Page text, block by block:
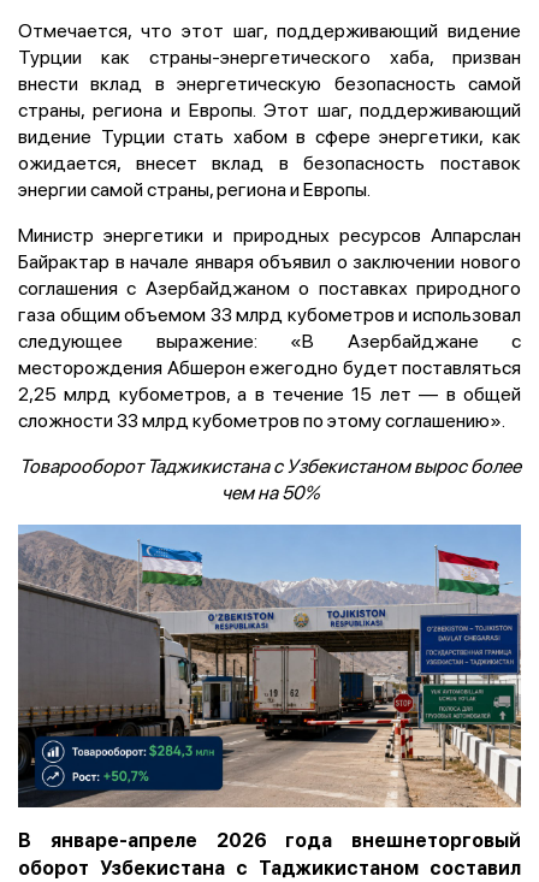
Отмечается, что этот шаг, поддерживающий видение
Турции как страны-энергетического хаба, призван
внести вклад в энергетическую безопасность самой
страны, региона и Европы. Этот шаг, поддерживающий
видение Турции стать хабом в сфере энергетики, как
ожидается, внесет вклад в безопасность поставок
энергии самой страны, региона и Европы.
Министр энергетики и природных ресурсов Алпарслан
Байрактар в начале января объявил о заключении нового
соглашения с Азербайджаном о поставках природного
газа общим объемом 33 млрд кубометров и использовал
следующее выражение: «В Азербайджане с
месторождения Абшерон ежегодно будет поставляться
2,25 млрд кубометров, а в течение 15 лет — в общей
сложности 33 млрд кубометров по этому соглашению».
Товарооборот Таджикистана с Узбекистаном вырос более
чем на 50%
В январе-апреле 2026 года внешнеторговый
оборот Узбекистана с Таджикистаном составил